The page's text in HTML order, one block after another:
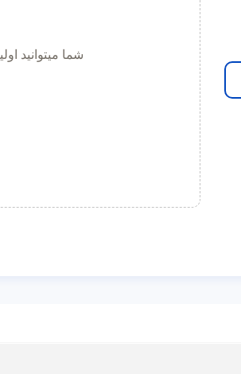
شما میتوانید